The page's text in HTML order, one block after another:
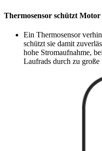
Thermosensor schützt
Ein Thermosensor
schützt sie damit
hohe Stromaufnahme,
Laufrads durch zu große